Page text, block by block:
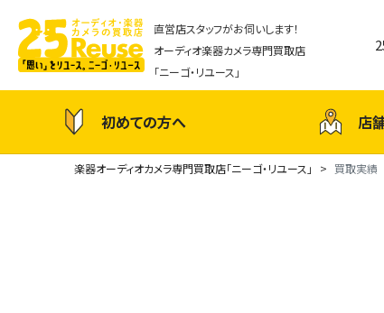
直営店スタッフがお伺いします！
オーディオ楽器カメラ専門買取店
「ニーゴ・リユース」
初めての方へ 店
楽器オーディオカメラ専門買取店「ニーゴ・リユース」 買取実績